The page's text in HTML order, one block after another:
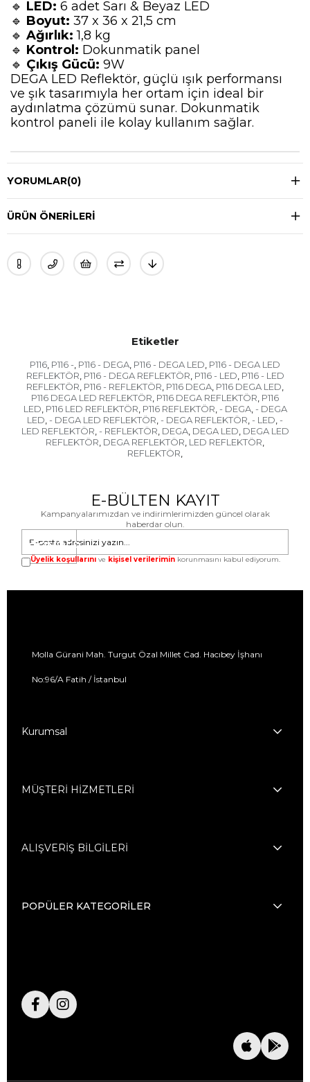
🔹 LED: 6 adet Sarı & Beyaz LED
🔹 Boyut: 37 x 36 x 21,5 cm
🔹 Ağırlık: 1,8 kg
🔹 Kontrol: Dokunmatik panel
🔹 Çıkış Gücü: 9W
DEGA LED Reflektör, güçlü ışık performansı
ve şık tasarımıyla her ortam için ideal bir
aydınlatma çözümü sunar. Dokunmatik
kontrol paneli ile kolay kullanım sağlar.
YORUMLAR(0)
ÜRÜN ÖNERILERI
Etiketler
P116 P116 - P116 - DEGA P116 - DEGA LED P116 - DEGA LED
REFLEKTÖR P116 - DEGA REFLEKTÖR P116 - LED P116 - LED
REFLEKTÖR P116 - REFLEKTÖR P116 DEGA P116 DEGA LED
P116 DEGA LED REFLEKTÖR P116 DEGA REFLEKTÖR P116
LED P116 LED REFLEKTÖR P116 REFLEKTÖR - DEGA, - DEGA
LED - DEGA LED REFLEKTÖR - DEGA REFLEKTÖR - LED -
LED REFLEKTÖR - REFLEKTÖR DEGA, DEGA LED DEGA LED
REFLEKTÖR DEGA REFLEKTÖR LED REFLEKTÖR
REFLEKTÖR
E-BÜLTEN KAYIT
Kampanyalarımızdan ve indirimlerimizden güncel olarak
haberdar olun.
GÖNDER
Üyelik koşullarını ve kişisel verilerimin korunmasını kabul ediyorum.
Molla Gürani Mah. Turgut Özal Millet Cad. Hacıbey İşhanı
No:96/A Fatih / İstanbul
Kurumsal
MÜŞTERİ HİZMETLERİ
ALIŞVERİŞ BİLGİLERİ
POPÜLER KATEGORİLER